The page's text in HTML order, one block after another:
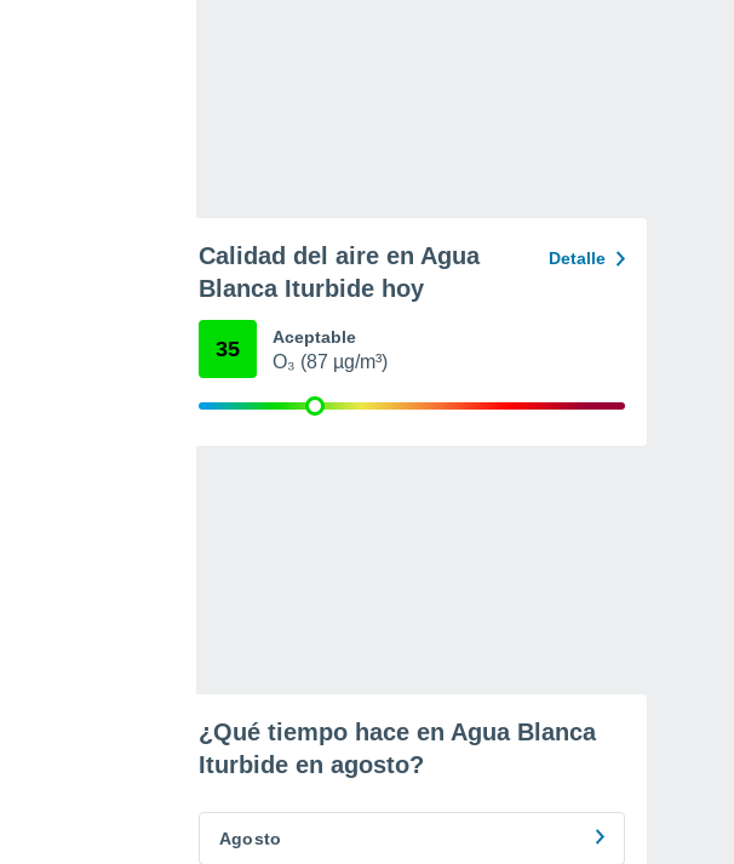
Calidad del aire en Agua
Blanca Iturbide hoy
Detalle
35 Aceptable
O₃ (87 µg/m³)
¿Qué tiempo hace en Agua Blanca
Iturbide en agosto?
Agosto